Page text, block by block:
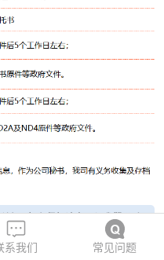
有，如有侵权请立即与我们联系
系我们 常见问题